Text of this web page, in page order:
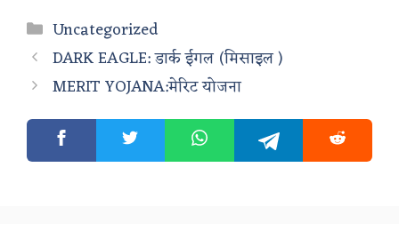
Categories
Uncategorized
DARK EAGLE: डार्क ईगल (मिसाइल )
MERIT YOJANA:मेरिट योजना